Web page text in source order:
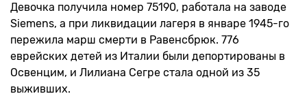
Девочка получила номер 75190, работала на заводе
Siemens, а при ликвидации лагеря в январе 1945-го
пережила марш смерти в Равенсбрюк. 776
еврейских детей из Италии были депортированы в
Освенцим, и Лилиана Сегре стала одной из 35
выживших.